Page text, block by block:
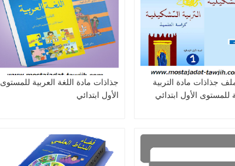
جذاذات مادة التربية
للمستوى الأول ابتدائي
جذاذات مادة اللغة العربية للمستوى
الأول ابتدائي